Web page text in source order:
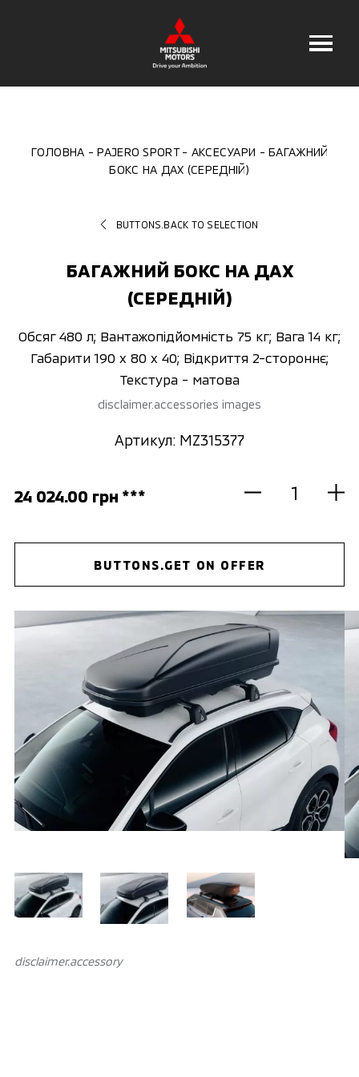
ГОЛОВНА PAJERO SPORT АКСЕСУАРИ
БАГАЖНИЙ
БОКС НА ДАХ (СЕРЕДНІЙ)
BUTTONS.BACK TO SELECTION
БАГАЖНИЙ БОКС НА ДАХ
(СЕРЕДНІЙ)
Обсяг 480 л; Вантажопідйомність 75 кг; Вага 14 кг;
Габарити 190 x 80 x 40; Відкриття 2-стороннє;
Текстура - матова
disclaimer.accessories images
Артикул: MZ315377
24 024.00 грн ***
BUTTONS.GET ON OFFER
disclaimer.аccessory